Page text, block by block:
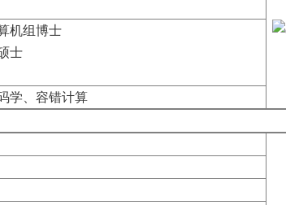
机组博士
士
学、容错计算